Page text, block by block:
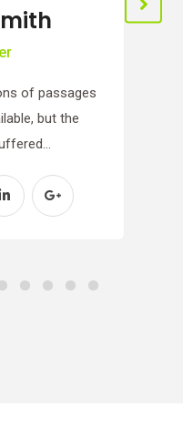
of passages
but the